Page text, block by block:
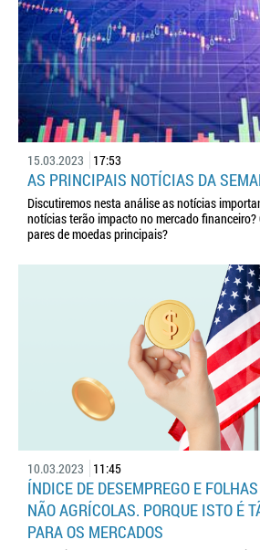
15.03.2023 17:53
AS PRINCIPAIS NOTÍCIAS DA
Discutiremos nesta análise as notícias
notícias terão impacto no mercado financeiro?
pares de moedas principais?
10.03.2023 11:45
ÍNDICE DE DESEMPREGO E
NÃO AGRÍCOLAS. PORQUE ISTO É
PARA OS MERCADOS